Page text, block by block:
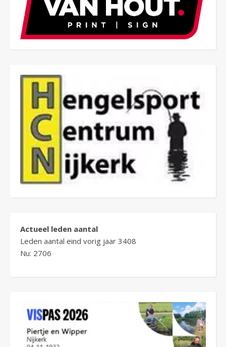
Actueel leden aantal
Leden aantal eind vorig jaar 3408
Nu: 2706